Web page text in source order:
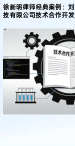
传统文化
徐新明律师经典案例：
技有限公司技术合作开